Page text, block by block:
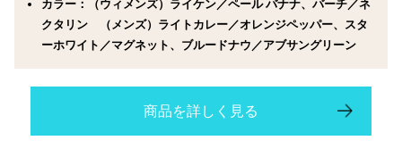
カラー：（ウィメンズ）ライケン／ペール バナナ、バーチ／ネ
クタリン （メンズ）ライトカレー／オレンジペッパー、スタ
ーホワイト／マグネット、ブルードナウ／アブサングリーン
商品を詳しく見る